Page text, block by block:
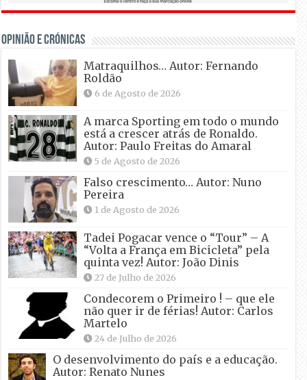
OPINIÃO E CRÓNICAS
Matraquilhos… Autor: Fernando
Roldão
6 de Agosto de 2026
A marca Sporting em todo o mundo
está a crescer atrás de Ronaldo.
Autor: Paulo Freitas do Amaral
5 de Agosto de 2026
Falso crescimento… Autor: Nuno
Pereira
1 de Agosto de 2026
Tadei Pogacar vence o “Tour” – A
“Volta a França em Bicicleta” pela
quinta vez! Autor: João Dinis
27 de Julho de 2026
Condecorem o Primeiro ! – que ele
não quer ir de férias! Autor: Carlos
Martelo
24 de Julho de 2026
O desenvolvimento do país e a educação.
Autor: Renato Nunes